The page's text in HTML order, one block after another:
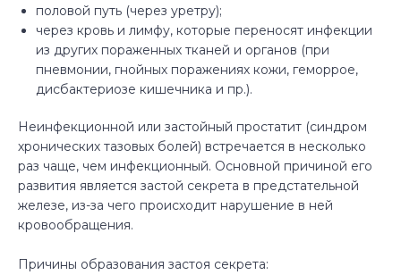
половой путь (через уретру); ­
через кровь и лимфу, которые переносят инфекции
из других пораженных тканей и органов (при
пневмонии, гнойных поражениях кожи, геморрое,
дисбактериозе кишечника и пр.).
Неинфекционной или застойный простатит (синдром
хронических тазовых болей) встречается в несколько
раз чаще, чем инфекционный. Основной причиной его
развития является застой секрета в предстательной
железе, из-за чего происходит нарушение в ней
кровообращения.
Причины образования застоя секрета: ­